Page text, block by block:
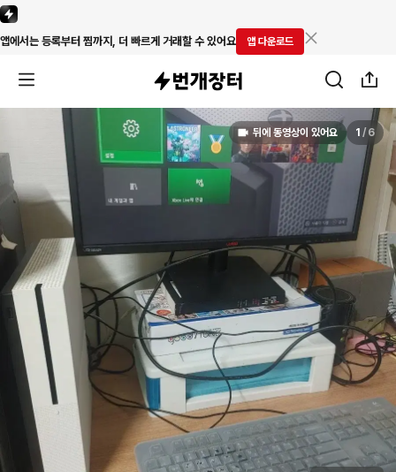
앱에서는 등록부터 찜까지, 더 빠르게 거래할 수 있어요 앱 다운로드
뒤에 동영상이 있어요 1 / 6